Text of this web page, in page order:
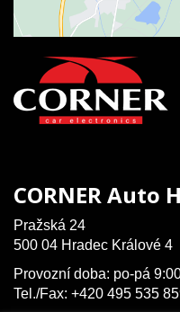
CORNER Auto
Pražská 24
500 04 Hradec Králové 4
Provozní doba: po-pá
Tel./Fax: +420 495 535